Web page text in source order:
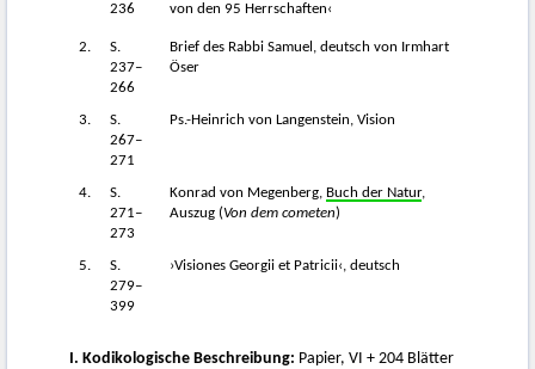
236
von den 95 Herrschaften‹
2.
S.
237–
266
Brief des Rabbi Samuel, deutsch von Irmhart
Öser
3.
S.
267–
271
Ps.-Heinrich von Langenstein, Vision
4.
S.
271–
273
Konrad von Megenberg, Buch der Natur,
Auszug (Von dem cometen)
5.
S.
279–
399
›Visiones Georgii et Patricii‹, deutsch
I. Kodikologische Beschreibung: Papier, VI + 204 Blätter